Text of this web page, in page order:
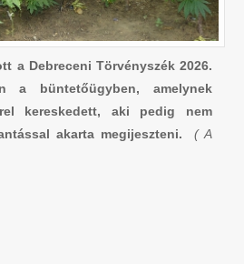
a Debreceni Törvényszék 2026.
a büntetőügyben, amelynek
kereskedett, aki pedig nem
akarta megijeszteni.
( A